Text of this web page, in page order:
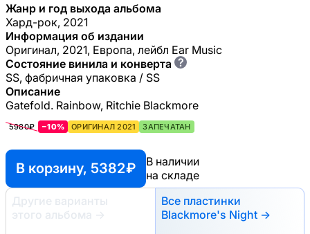
Жанр и год выхода альбома
Хард-рок, 2021
Информация об издании
Оригинал, 2021, Европа, лейбл Ear Music
Состояние винила и конверта ?
SS, фабричная упаковка / SS
Описание
Gatefold. Rainbow, Ritchie Blackmore
5980₽ −10% ОРИГИНАЛ 2021 ЗАПЕЧАТАН
В корзину, 5382 ₽
В наличии
на складе
Другие варианты
этого альбома
→
Все пластинки
Blackmore's Night →